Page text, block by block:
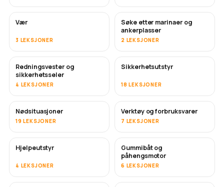
Vær
3 LEKSJONER
Søke etter marinaer og
ankerplasser
2 LEKSJONER
Redningsvester og
sikkerhetsseler
4 LEKSJONER
Sikkerhetsutstyr
18 LEKSJONER
Nødsituasjoner
19 LEKSJONER
Verktøy og forbruksvarer
7 LEKSJONER
Hjelpeutstyr
4 LEKSJONER
Gummibåt og
påhengsmotor
6 LEKSJONER